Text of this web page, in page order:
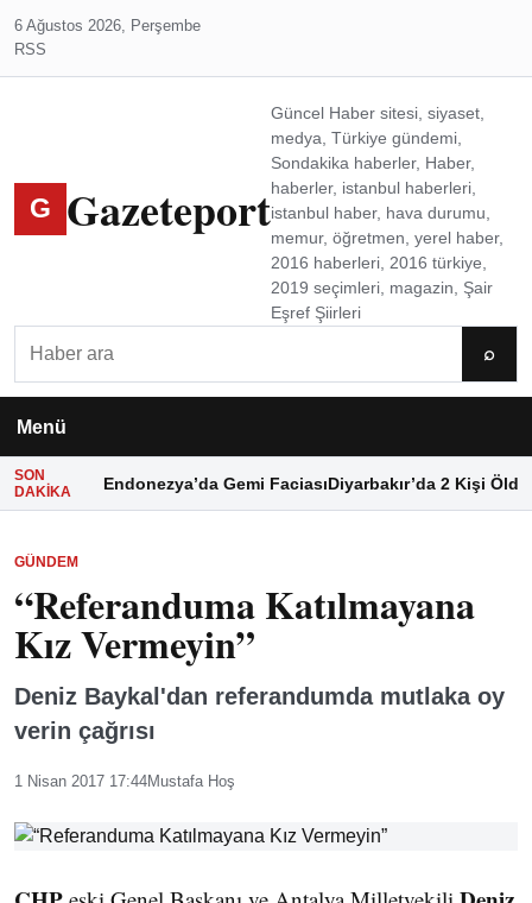
6 Ağustos 2026, Perşembe
RSS
G Gazeteport
Güncel Haber sitesi, siyaset,
medya, Türkiye gündemi,
Sondakika haberler, Haber,
haberler, istanbul haberleri,
istanbul haber, hava durumu,
memur, öğretmen, yerel haber,
2016 haberleri, 2016 türkiye,
2019 seçimleri, magazin, Şair
Eşref Şiirleri
⌕
Menü
SON
DAKIKA
Endonezya’da Gemi FaciasıDiyarbakır’da 2 Kişi Öldü
GÜNDEM
“Referanduma Katılmayana
Kız Vermeyin”
Deniz Baykal'dan referandumda mutlaka oy
verin çağrısı
1 Nisan 2017 17:44Mustafa Hoş